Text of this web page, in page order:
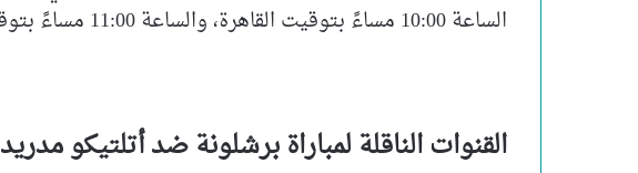
الساعة 10:00 مساءً بتوقيت القاهرة، والساعة 11:00 مساءً بتوقيت مكة المُكرمة.
القنوات الناقلة لمباراة برشلونة ضد أتلتيكو